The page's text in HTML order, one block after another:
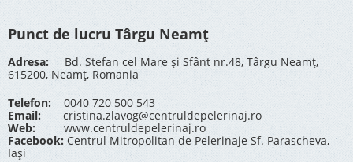
Punct de lucru Târgu Neamț
Adresa: Bd. Stefan cel Mare și Sfânt nr.48, Târgu Neamț,
615200, Neamț, Romania
Telefon: 0040 720 500 543
Email:
cristina.zlavog@centruldepelerinaj.ro
Web:
www.centruldepelerinaj.ro
Facebook: Centrul Mitropolitan de Pelerinaje Sf. Parascheva,
Iași